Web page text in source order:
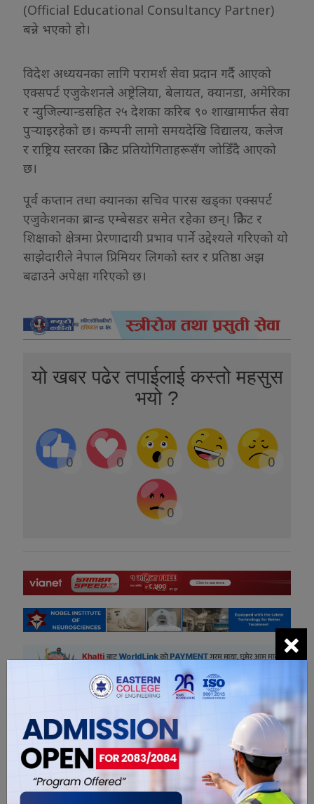
(Official Educational Consultancy Partner)
बन्ने भएको हो।
विदेश अध्ययनका लागि परामर्श सेवा प्रदान गर्दै आएको
एक्सपर्ट एजुकेशनले अष्ट्रेलिया, बेलायत, क्यानडा, अमेरिका
र न्युजिल्यान्डसहित २५ देशका करिब ९० शाखामार्फत सेवा
पुर्‍याइरहेको छ। कम्पनी लामो समयदेखि विद्यालय, कलेज
र राष्ट्रिय स्तरका क्रिकेट प्रतियोगिताहरूसँग जोडिँदै आएको
छ।
पूर्व कप्तान तथा क्यानका सचिव पारस खड्का एक्सपर्ट
एजुकेशनका ब्रान्ड एम्बेसडर समेत रहेका छन्। क्रिकेट र
शिक्षाको क्षेत्रमा प्रेरणादायी प्रभाव पार्ने उद्देश्यले गरिएको यो
साझेदारीले नेपाल प्रिमियर लिगको स्तर र प्रतिष्ठा अझ
बढाउने अपेक्षा गरिएको छ।
यो खबर पढेर तपाईलाई कस्तो महसुस
भयो ?
0 0 0 0 0
0
सम्बंधित खबरहरु
×